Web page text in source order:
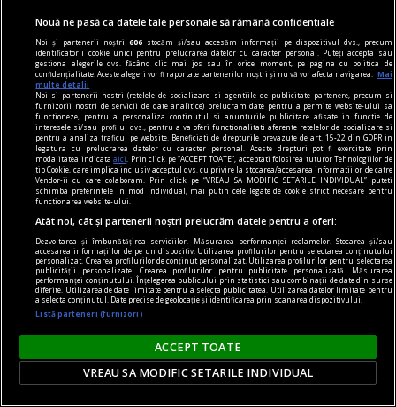
Dragă Domnule Cioran,
Pe vremuri, m-ați fi vrut arestat; acum, trebuie
să-mi acceptați o „distanță ironică de destinul
nostru”. Vai, lumea merge înainte cu „semi-
idealuri”!
noile fanatisme
„Rezistența acerbă a tuturor partidelor de a se
Nouă ne pasă ca datele tale personale să rămână confidențiale
Noi și partenerii noștri606 stocăm și/sau accesăm informații pe dispozitivul dvs., precum
identificatorii cookie unici pentru prelucrarea datelor cu caracter personal. Puteți accepta sau
gestiona alegerile dvs. făcând clic mai jos sau în orice moment, pe pagina cu politica de
confidențialitate. Aceste alegeri vor fi raportate partenerilor noștri și nu vă vor afecta navigarea.
Mai
multe detalii
Noi si partenerii nostri (retelele de socializare si agentiile de publicitate partenere, precum si
furnizorii nostri de servicii de date analitice) prelucram date pentru a permite website-ului sa
functioneze, pentru a personaliza continutul si anunturile publicitare afisate in functie de
interesele si/sau profilul dvs., pentru a va oferi functionalitati aferente retelelor de socializare si
pentru a analiza traficul pe website. Beneficiati de drepturile prevazute de art. 15-22 din GDPR in
legatura cu prelucrarea datelor cu caracter personal. Aceste drepturi pot fi exercitate prin
modalitatea indicataaici
. Prin click pe “ACCEPT TOATE”, acceptati folosirea tuturor Tehnologiilor de
tip Cookie, care implica inclusiv acceptul dvs. cu privire la stocarea/accesarea informatiilor de catre
Vendor-ii cu care colaboram. Prin click pe “VREAU SA MODIFIC SETARILE INDIVIDUAL” puteti
schimba preferintele in mod individual, mai putin cele legate de cookie strict necesare pentru
functionarea website-ului.
Atât noi, cât și partenerii noștri prelucrăm datele pentru a oferi:
Dezvoltarea și îmbunătățirea serviciilor. Măsurarea performanței reclamelor. Stocarea și/sau
accesarea informațiilor de pe un dispozitiv. Utilizarea profilurilor pentru selectarea conținutului
personalizat. Crearea profilurilor de conținut personalizat. Utilizarea profilurilor pentru selectarea
publicității personalizate. Crearea profilurilor pentru publicitate personalizată. Măsurarea
performanței conținutului. Înțelegerea publicului prin statistici sau combinații de date din surse
diferite. Utilizarea de date limitate pentru a selecta publicitatea. Utilizarea datelor limitate pentru
a selecta conținutul. Date precise de geolocație și identificarea prin scanarea dispozitivului.
Listă parteneri (furnizori)
ACCEPT TOATE
VREAU SA MODIFIC SETARILE INDIVIDUAL